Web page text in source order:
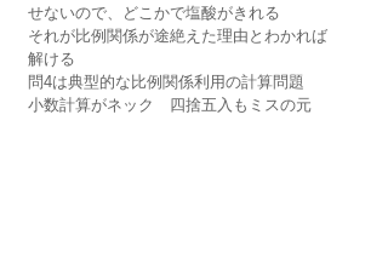
せないので、どこかで塩酸がきれる
それが比例関係が途絶えた理由とわかれば
解ける
問4は典型的な比例関係利用の計算問題
小数計算がネック　四捨五入もミスの元